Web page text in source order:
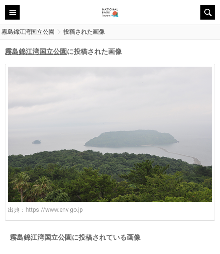
霧島錦江湾国立公園 投稿された画像
霧島錦江湾国立公園に投稿された画像
出典： https://www.env.go.jp
霧島錦江湾国立公園に投稿されている画像